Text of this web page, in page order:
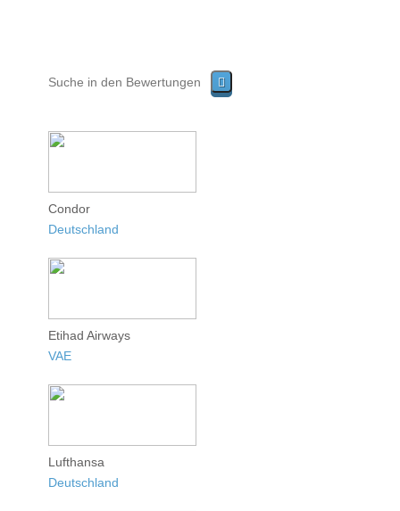
Condor
Deutschland
Etihad Airways
VAE
Lufthansa
Deutschland